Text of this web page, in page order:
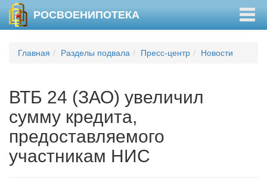
РОСВОЕНИПОТЕКА
Главная Разделы подвала Пресс-центр Новости
ВТБ 24 (ЗАО) увеличил
сумму кредита,
предоставляемого
участникам НИС